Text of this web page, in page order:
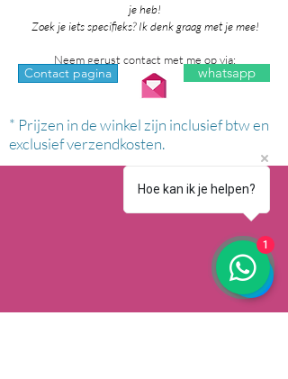
je heb!
Zoek je iets specifieks? Ik denk graag met je mee!
Neem gerust contact met me op via:
Contact pagina whatsapp
* Prijzen in de winkel zijn inclusief btw en
exclusief verzendkosten.
Hoe kan ik je helpen?
1